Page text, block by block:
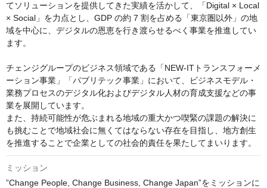
てソリューションを提供してきた実績を活かして、「Digital × Local
× Social」を力点とし、GDP の約 7 割を占める「東京圏以外」の地
域を中心に、デジタルの恩恵を行き渡らせるべく事業を推進してい
ます。
チェンジグループのビジネス領域である「NEW-ITトランスフォーメ
ーション事業」「パブリテック事業」において、ビジネスモデル・
業務プロセスのデジタル化およびデジタル人材の育成支援などの事
業を展開しています。
また、持続可能性が危ぶまれる地域の重大かつ喫緊の課題の解決に
も挑むことで地域社会に無くてはならない存在を目指し、地方創生
を推進することで企業としての社会的責任を果たしてまいります。
ミッション
”Change People, Change Business, Change Japan”をミッションに